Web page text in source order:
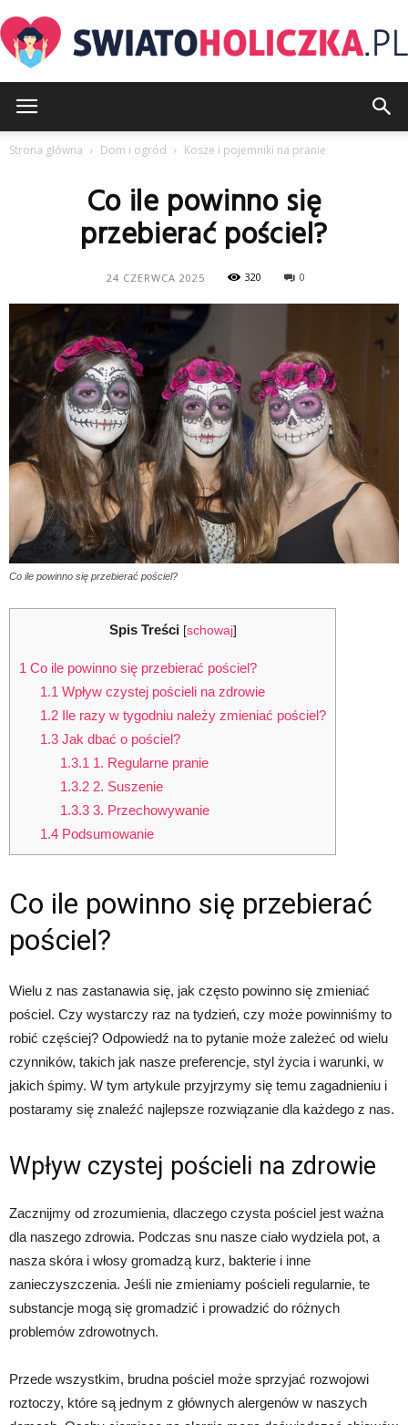
Strona główna Dom i ogród Kosze i pojemniki na pranie
Co ile powinno się
przebierać pościel?
24 CZERWCA 2025 320 0
Co ile powinno się przebierać pościel?
Spis Treści [schowaj]
1 Co ile powinno się przebierać pościel?
1.1 Wpływ czystej pościeli na zdrowie
1.2Ile razy w tygodniu należy zmieniać pościel?
1.3Jak dbać o pościel?
1.3.1 1. Regularne pranie
1.3.2 2. Suszenie
1.3.3 3. Przechowywanie
1.4Podsumowanie
Co ile powinno się przebierać
pościel?
Wielu z nas zastanawia się, jak często powinno się zmieniać
pościel. Czy wystarczy raz na tydzień, czy może powinniśmy to
robić częściej? Odpowiedź na to pytanie może zależeć od wielu
czynników, takich jak nasze preferencje, styl życia i warunki, w
jakich śpimy. W tym artykule przyjrzymy się temu zagadnieniu i
postaramy się znaleźć najlepsze rozwiązanie dla każdego z nas.
Wpływ czystej pościeli na zdrowie
Zacznijmy od zrozumienia, dlaczego czysta pościel jest ważna
dla naszego zdrowia. Podczas snu nasze ciało wydziela pot, a
nasza skóra i włosy gromadzą kurz, bakterie i inne
zanieczyszczenia. Jeśli nie zmieniamy pościeli regularnie, te
substancje mogą się gromadzić i prowadzić do różnych
problemów zdrowotnych.
Przede wszystkim, brudna pościel może sprzyjać rozwojowi
roztoczy, które są jednym z głównych alergenów w naszych